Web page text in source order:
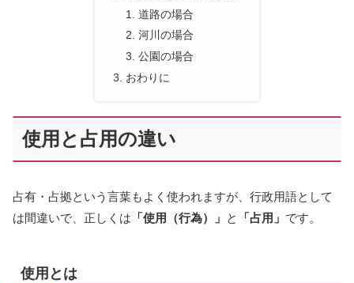
道路の場合
河川の場合
公園の場合
おわりに
使用と占用の違い
占有・占拠という言葉もよく使われますが、行政用語として
は間違いで、正しくは 「使用（行為）」 と 「占用」 です。
使用とは